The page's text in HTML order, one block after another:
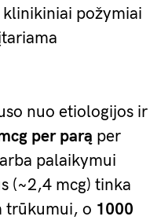
požymiai
nuo etiologijos ir
per parą per
palaikymui
(~2,4 mcg) tinka
trūkumui, o 1000